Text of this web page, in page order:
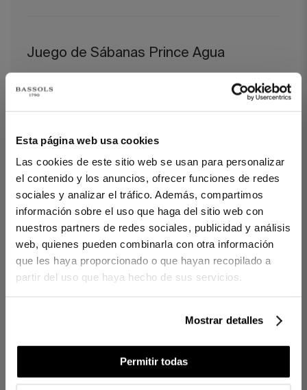
Esta página web usa cookies
Las cookies de este sitio web se usan para personalizar
el contenido y los anuncios, ofrecer funciones de redes
sociales y analizar el tráfico. Además, compartimos
información sobre el uso que haga del sitio web con
nuestros partners de redes sociales, publicidad y análisis
web, quienes pueden combinarla con otra información
que les haya proporcionado o que hayan recopilado a
partir del uso que haya hecho de sus servicios.
Mostrar detalles
Permitir todas
Juego de Sábanas Prince Agua
artesanalmente, este modelo de alta gama se teje en 400 hilos
y se termina en doble bordón. Únicamente las fibras más suaves
forman parte de esta pieza textil para una experiencia respetuosa
DETALLES
100% algodón de fibra larga peinado y mercerizado.
Satén 400 hilos.
Confeccionado con doble bordón.
Hecho en España.